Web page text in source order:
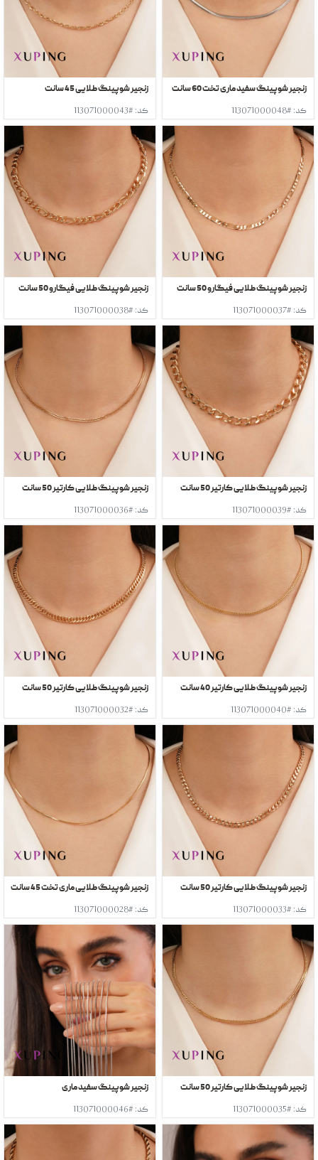
زنجیر شوپینگ سفید ماری تخت 60 سانت
کد: #113071000048
زنجیر شوپینگ طلایی 45 سانت
کد: #113071000043
زنجیر شوپینگ طلایی فیگارو 50 سانت
کد: #113071000037
زنجیر شوپینگ طلایی فیگارو 50 سانت
کد: #113071000038
زنجیر شوپینگ طلایی کارتیر 50 سانت
کد: #113071000039
زنجیر شوپینگ طلایی کارتیر 50 سانت
کد: #113071000036
زنجیر شوپینگ طلایی کارتیر 40 سانت
کد: #113071000040
زنجیر شوپینگ طلایی کارتیر 50 سانت
کد: #113071000032
زنجیر شوپینگ طلایی کارتیر 50 سانت
کد: #113071000033
زنجیر شوپینگ طلایی ماری تخت 45 سانت
کد: #113071000028
زنجیر شوپینگ طلایی کارتیر 50 سانت
کد: #113071000035
زنجیر شوپینگ سفید ماری
کد: #113071000046